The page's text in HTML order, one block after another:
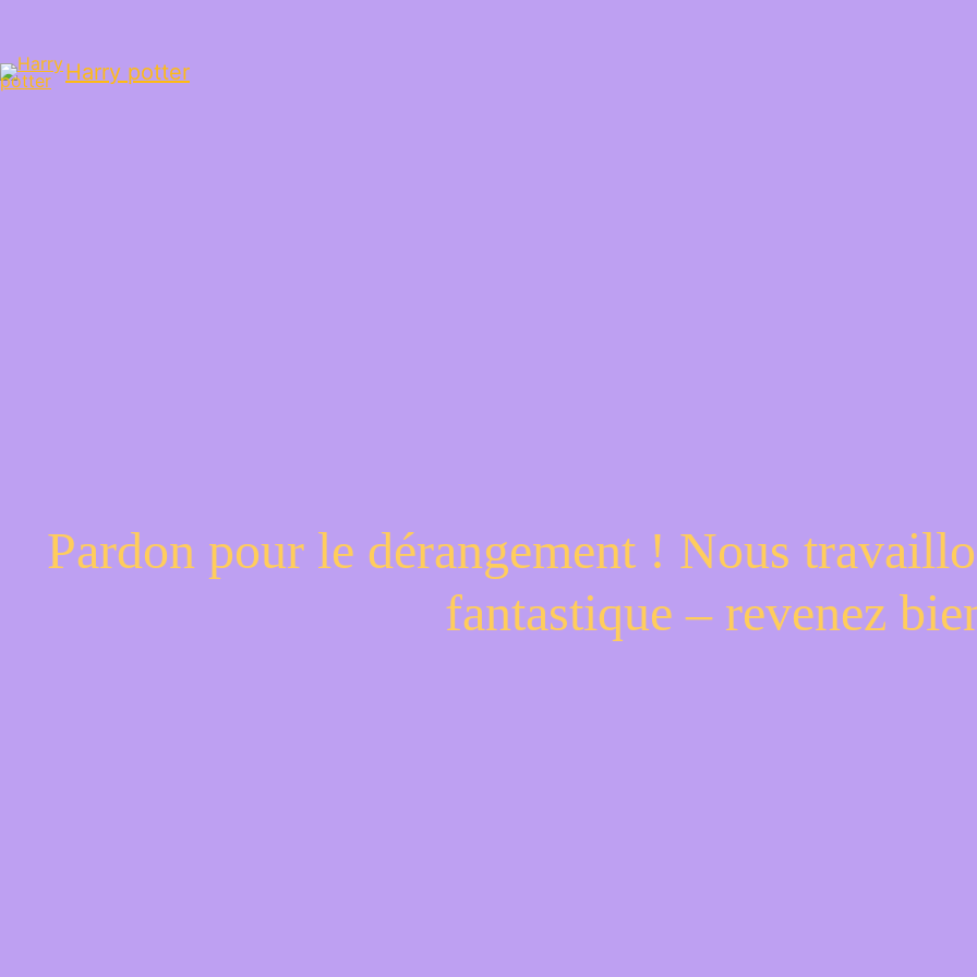
Harry potter
Pardon pour le dérangement ! Nous
fantastique – revenez